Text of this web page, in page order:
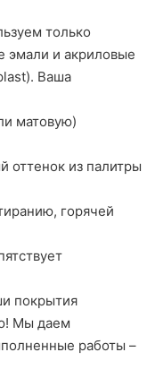
только
эмали и акриловые
Ваша
матовую)
из палитры
горячей
покрытия
Мы даем
работы –